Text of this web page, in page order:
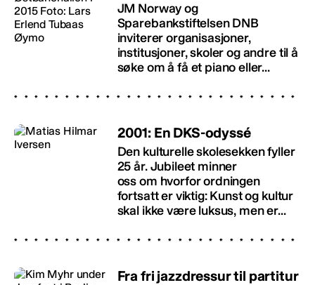
JM Norway og
Sparebankstiftelsen DNB
inviterer organisasjoner,
institusjoner, skoler og andre til å
søke om å få et piano eller...
2001: En DKS-odyssé
Den kulturelle skolesekken fyller
25 år. Jubileet minner
oss om hvorfor ordningen
fortsatt er viktig: Kunst og kultur
skal ikke være luksus, men er...
Fra fri jazzdressur til partitur